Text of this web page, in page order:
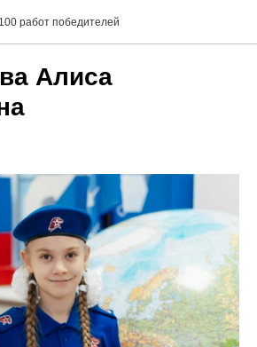
100 работ победителей
Алиса